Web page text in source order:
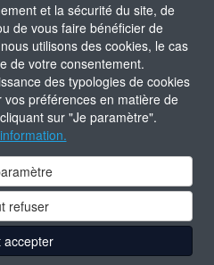
et la sécurité du site, de
de vous faire bénéficier de
utilisons des cookies, le cas
de votre consentement.
des typologies de cookies
préférences en matière de
sur "Je paramètre".
refuser
accepter